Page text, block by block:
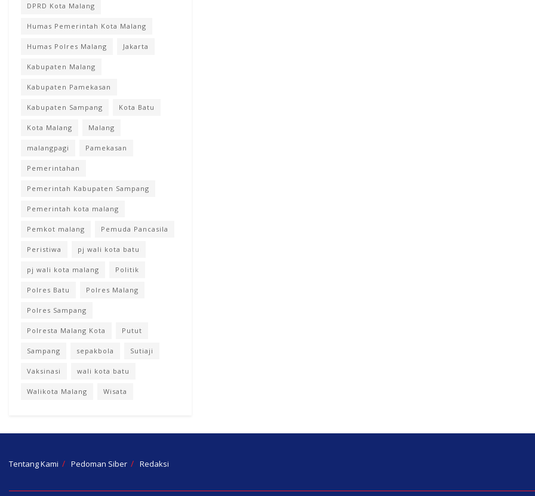
DPRD Kota Malang
Humas Pemerintah Kota Malang
Humas Polres Malang Jakarta
Kabupaten Malang
Kabupaten Pamekasan
Kabupaten Sampang Kota Batu
Kota Malang Malang
malangpagi Pamekasan
Pemerintahan
Pemerintah Kabupaten Sampang
Pemerintah kota malang
Pemkot malang Pemuda Pancasila
Peristiwa pj wali kota batu
pj wali kota malang Politik
Polres Batu Polres Malang
Polres Sampang
Polresta Malang Kota Putut
Sampang sepakbola Sutiaji
Vaksinasi wali kota batu
Walikota Malang Wisata
Tentang Kami Pedoman Siber Redaksi